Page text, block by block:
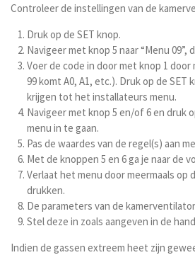
Controleer de instellingen van de
Druk op de SET knop.
Navigeer met knop 5 naar “Menu 09”,
Voer de code in door met knop 1 door
99 komt A0, A1, etc.). Druk op de SET
krijgen tot het installateurs menu.
Navigeer met knop 5 en/of 6 en druk
menu in te gaan.
Pas de waardes van de regel(s) aan
Met de knoppen 5 en 6 ga je naar de
Verlaat het menu door meermaals op
drukken.
De parameters van de
Stel deze in zoals aangeven in de
Indien de gassen extreem heet zijn